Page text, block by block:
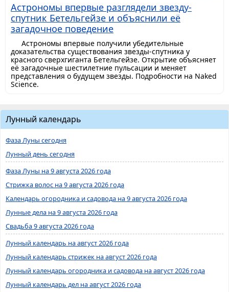
Астрономы впервые разглядели звезду-
спутник Бетельгейзе и объяснили её
загадочное поведение
Астрономы впервые получили убедительные
доказательства существования звезды-спутника у
красного сверхгиганта Бетельгейзе. Открытие объясняет
её загадочные шестилетние пульсации и меняет
представления о будущем звезды. Подробности на Naked
Science.
Лунный календарь
Фаза Луны сегодня
Лунный день сегодня
Фаза Луны на 9 августа 2026 года
Стрижка волос на 9 августа 2026 года
Календарь огородника и садовода на 9 августа 2026 года
Лунные дела на 9 августа 2026 года
Свадьба 9 августа 2026 года
Лунный календарь на август 2026 года
Лунный календарь стрижек на август 2026 года
Лунный календарь огородника и садовода на август 2026 года
Лунный календарь дел на август 2026 года